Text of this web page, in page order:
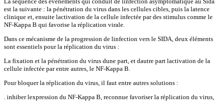
est la suivante : la pénétration du virus dans les cellules cibles, puis la latence
clinique et, ensuite lactivation de la cellule infectée par des stimulus comme le
NF-Kappa B qui favorise la réplication virale.
Dans ce mécanisme de la progression de linfection vers le SIDA, deux éléments
sont essentiels pour la réplication du virus :
La fixation et la pénétration du virus dune part, et dautre part lactivation de la
cellule infectée par entre autres, le NF-Kappa B.
Pour bloquer la réplication du virus, il faut entre autres solutions :
. inhiber lexpression du NF-Kappa B, reconnue favoriser la réplication du virus,